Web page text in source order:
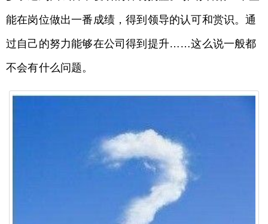
能在岗位做出一番成绩，得到领导的认可和赏识。通
过自己的努力能够在公司得到提升……这么说一般都
不会有什么问题。